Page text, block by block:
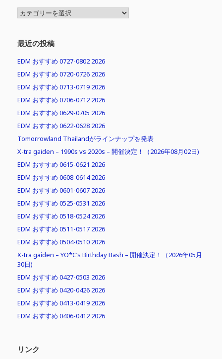
MENU
最近の投稿
EDM おすすめ 0727-0802 2026
EDM おすすめ 0720-0726 2026
EDM おすすめ 0713-0719 2026
EDM おすすめ 0706-0712 2026
EDM おすすめ 0629-0705 2026
EDM おすすめ 0622-0628 2026
Tomorrowland Thailandがラインナップを発表
X-tra gaiden – 1990s vs 2020s – 開催決定！（2026年08月02日)
EDM おすすめ 0615-0621 2026
EDM おすすめ 0608-0614 2026
EDM おすすめ 0601-0607 2026
EDM おすすめ 0525-0531 2026
EDM おすすめ 0518-0524 2026
EDM おすすめ 0511-0517 2026
EDM おすすめ 0504-0510 2026
X-tra gaiden – YO*C’s Birthday Bash – 開催決定！（2026年05月
30日)
EDM おすすめ 0427-0503 2026
EDM おすすめ 0420-0426 2026
EDM おすすめ 0413-0419 2026
EDM おすすめ 0406-0412 2026
リンク